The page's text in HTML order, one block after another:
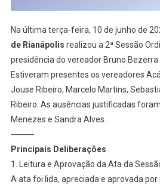
Na última terça-feira, 10 de junho de
de Rianápolis realizou a 2ª Sessão
presidência do vereador Bruno Bezerra
Estiveram presentes os vereadores
Jouse Ribeiro, Marcelo Martins,
Ribeiro. As ausências justificadas
Menezes e Sandra Alves.
⸻
Principais Deliberações
1.⁠ ⁠Leitura e Aprovação da Ata da
A ata foi lida, apreciada e aprovada por